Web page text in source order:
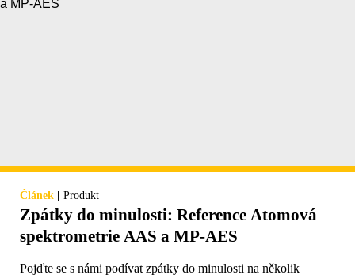
Článek | Produkt
Zpátky do minulosti: Reference Atomová
spektrometrie AAS a MP-AES
Pojďte se s námi podívat zpátky do minulosti na několik